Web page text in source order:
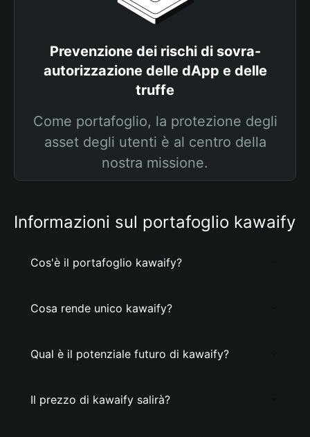
Prevenzione dei rischi di sovra-
autorizzazione delle dApp e delle
truffe
Come portafoglio, la protezione degli
asset degli utenti è al centro della
nostra missione.
Informazioni sul portafoglio kawaify
Cos'è il portafoglio kawaify?
Cosa rende unico kawaify?
Qual è il potenziale futuro di kawaify?
Il prezzo di kawaify salirà?